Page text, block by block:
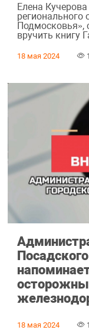
Елена
Подмосковья»,
вручить книгу
18 мая 2024
осторожны
18 мая 2024